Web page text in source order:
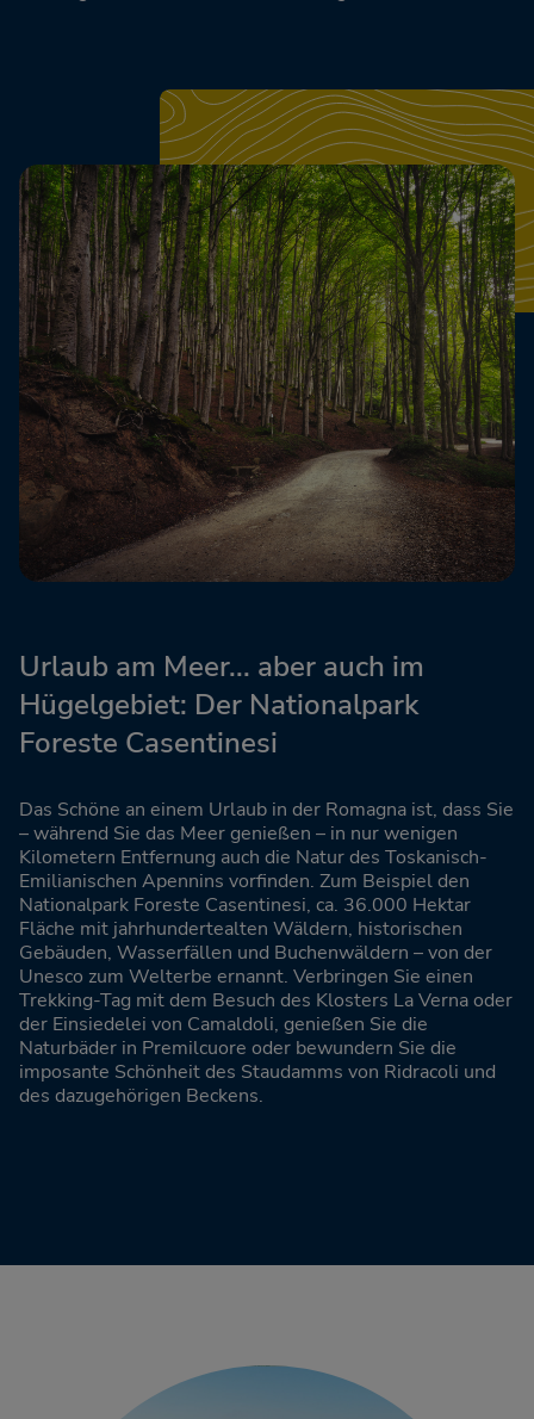
Urlaub am Meer... aber auch im
Hügelgebiet: Der Nationalpark
Foreste Casentinesi
Das Schöne an einem Urlaub in der Romagna ist, dass Sie
– während Sie das Meer genießen – in nur wenigen
Kilometern Entfernung auch die Natur des Toskanisch-
Emilianischen Apennins vorfinden. Zum Beispiel den
Nationalpark Foreste Casentinesi, ca. 36.000 Hektar
Fläche mit jahrhundertealten Wäldern, historischen
Gebäuden, Wasserfällen und Buchenwäldern – von der
Unesco zum Welterbe ernannt. Verbringen Sie einen
Trekking-Tag mit dem Besuch des Klosters La Verna oder
der Einsiedelei von Camaldoli, genießen Sie die
Naturbäder in Premilcuore oder bewundern Sie die
imposante Schönheit des Staudamms von Ridracoli und
des dazugehörigen Beckens.